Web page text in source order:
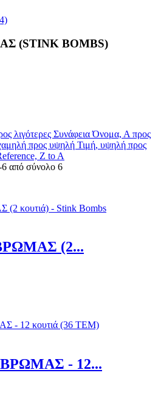
(STINK BOMBS)
λιγότερες ΣυνάφειαΌνομα, Α προς
προς υψηλή Τιμή, υψηλή προς
Z to A
6 από σύνολο 6
(2...
- 12...